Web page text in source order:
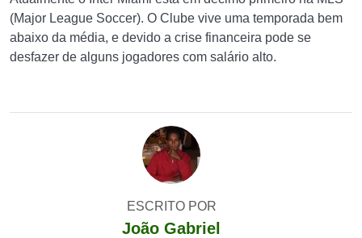
(Major League Soccer). O Clube vive uma temporada bem
abaixo da média, e devido a crise financeira pode se
desfazer de alguns jogadores com salário alto.
ESCRITO POR
João Gabriel